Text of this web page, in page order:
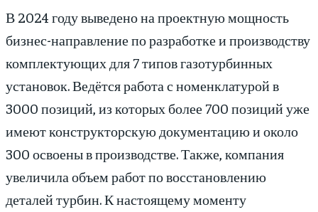
В 2024 году выведено на проектную мощность
бизнес-направление по разработке и производству
комплектующих для 7 типов газотурбинных
установок. Ведётся работа с номенклатурой в
3000 позиций, из которых более 700 позиций уже
имеют конструкторскую документацию и около
300 освоены в производстве. Также, компания
увеличила объем работ по восстановлению
деталей турбин. К настоящему моменту